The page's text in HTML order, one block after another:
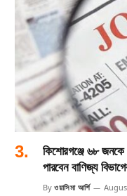
কিশোরগঞ্জে ৬৮ জনকে
পারবেন বাণিজ্য
By ওয়াসিমা আর্শি